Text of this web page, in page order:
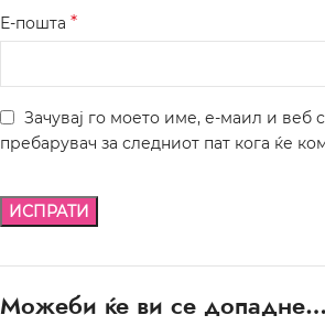
Е-пошта *
Зачувај го моето име, е-маил и веб
пребарувач за следниот пат кога ќе
Можеби ќе ви се допадне…